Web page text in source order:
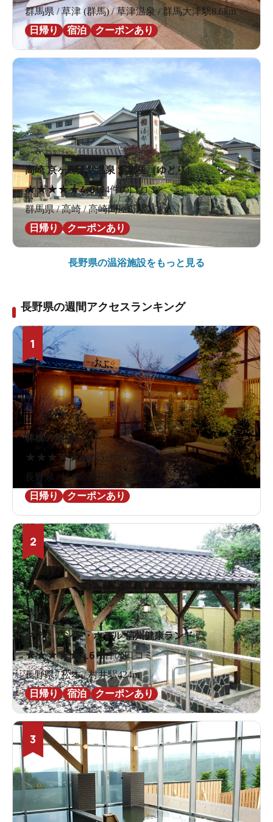
群馬県 / 草津 (群馬) / 草津温泉 / 群馬大津駅8.6km
日帰り
宿泊 クーポンあり
高崎 京ヶ島天然温泉 湯都里（ゆとり）
★★★★★4.0194件の口コミ
群馬県 / 高崎 / 高崎問屋町駅3.3km
日帰り
クーポンあり
長野県の温浴施設をもっと見る
長野県の週間アクセスランキング
1
林檎の湯屋おぶ～
★ ★ ★★★4.7252件の口コミ
長野県 / 松本 / 平田駅1.9km
日帰り
クーポンあり
2
クア・アンド・ホテル 信州健康ランド
★★★★★4.616件の口コミ
長野県 / 松本 / 村井駅424m
日帰り
宿泊 クーポンあり
3